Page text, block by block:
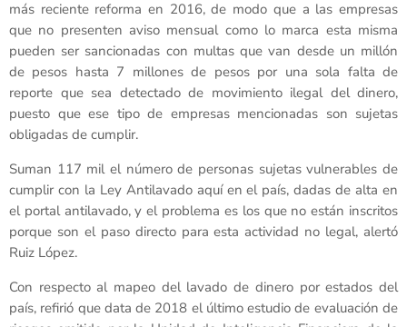
más reciente reforma en 2016, de modo que a las empresas
que no presenten aviso mensual como lo marca esta misma
pueden ser sancionadas con multas que van desde un millón
de pesos hasta 7 millones de pesos por una sola falta de
reporte que sea detectado de movimiento ilegal del dinero,
puesto que ese tipo de empresas mencionadas son sujetas
obligadas de cumplir.
Suman 117 mil el número de personas sujetas vulnerables de
cumplir con la Ley Antilavado aquí en el país, dadas de alta en
el portal antilavado, y el problema es los que no están inscritos
porque son el paso directo para esta actividad no legal, alertó
Ruiz López.
Con respecto al mapeo del lavado de dinero por estados del
país, refirió que data de 2018 el último estudio de evaluación de